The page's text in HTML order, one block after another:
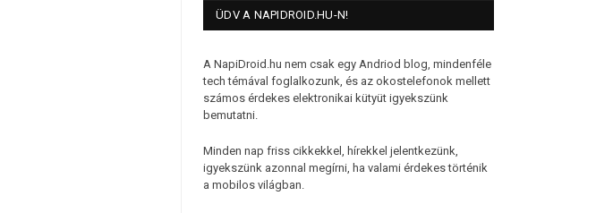
ÜDV A NAPIDROID.HU-N!
A NapiDroid.hu nem csak egy Andriod blog, mindenféle
tech témával foglalkozunk, és az okostelefonok mellett
számos érdekes elektronikai kütyüt igyekszünk
bemutatni.
Minden nap friss cikkekkel, hírekkel jelentkezünk,
igyekszünk azonnal megírni, ha valami érdekes történik
a mobilos világban.